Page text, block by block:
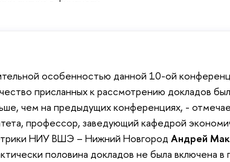
особенностью данной 10-ой
присланных к рассмотрению докладов
чем на предыдущих конференциях, -
профессор, заведующий кафедрой
НИУ ВШЭ – Нижний Новгород Андрей
половина докладов не была включена в